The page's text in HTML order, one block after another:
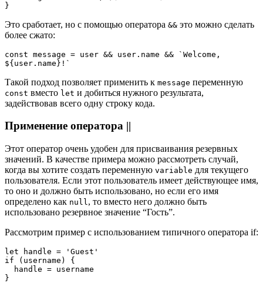
}
Это сработает, но с помощью оператора && это можно сделать
более сжато:
const message = user && user.name && `Welcome,
${user.name}!`
Такой подход позволяет применить к message переменную
const вместо let и добиться нужного результата,
задействовав всего одну строку кода.
Применение оператора ||
Этот оператор очень удобен для присваивания резервных
значений. В качестве примера можно рассмотреть случай,
когда вы хотите создать переменную variable для текущего
пользователя. Если этот пользователь имеет действующее имя,
то оно и должно быть использовано, но если его имя
определено как null, то вместо него должно быть
использовано резервное значение “Гость”.
Рассмотрим пример с использованием типичного оператора if:
let handle = 'Guest'
if (username) {
}